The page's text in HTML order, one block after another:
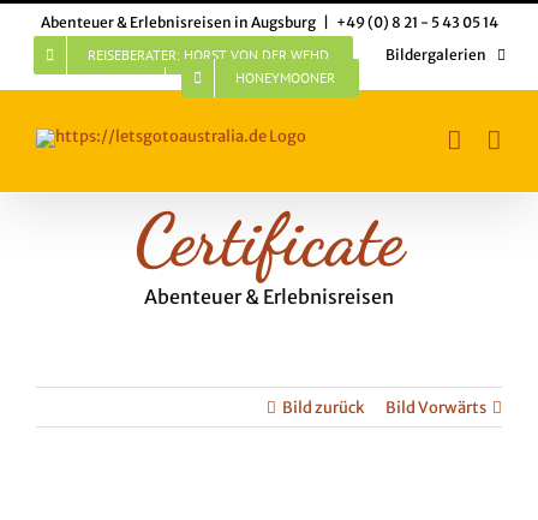
Skip
content
Abenteuer & Erlebnisreisen in Augsburg
+49 (0) 8 21 - 5 43 05 14
REISEBERATER: HORST VON DER WEHD
Bildergalerien
HONEYMOONER
Certificate
Abenteuer & Erlebnisreisen
Bild zurück Bild Vorwärts